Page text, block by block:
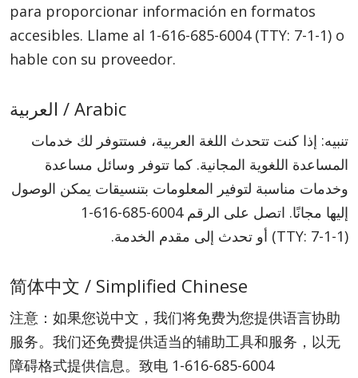
para proporcionar información en formatos
accesibles. Llame al 1-616-685-6004 (TTY: 7-1-1) o
hable con su proveedor.
العربية / Arabic
تنبيه: إذا كنت تتحدث اللغة العربية، فستتوفر لك خدمات
المساعدة اللغوية المجانية. كما تتوفر وسائل مساعدة
وخدمات مناسبة لتوفير المعلومات بتنسيقات يمكن الوصول
إليها مجانًا. اتصل على الرقم1-616-685-6004
(TTY: 7-1-1) أو تحدث إلى مقدم الخدمة.
简体中文 / Simplified Chinese
注意：如果您说中文，我们将免费为您提供语言协助
服务。我们还免费提供适当的辅助工具和服务，以无
障碍格式提供信息。致电 1-616-685-6004